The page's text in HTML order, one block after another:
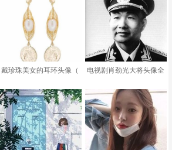
戴珍珠美女的耳环头像（ 电视剧肖劲光大将头像全